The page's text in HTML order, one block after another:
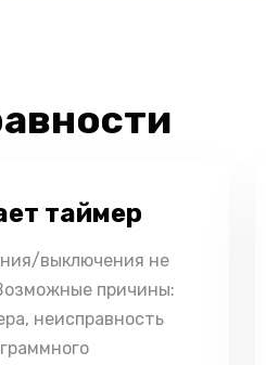
таймер
выключения не
причины:
неисправность